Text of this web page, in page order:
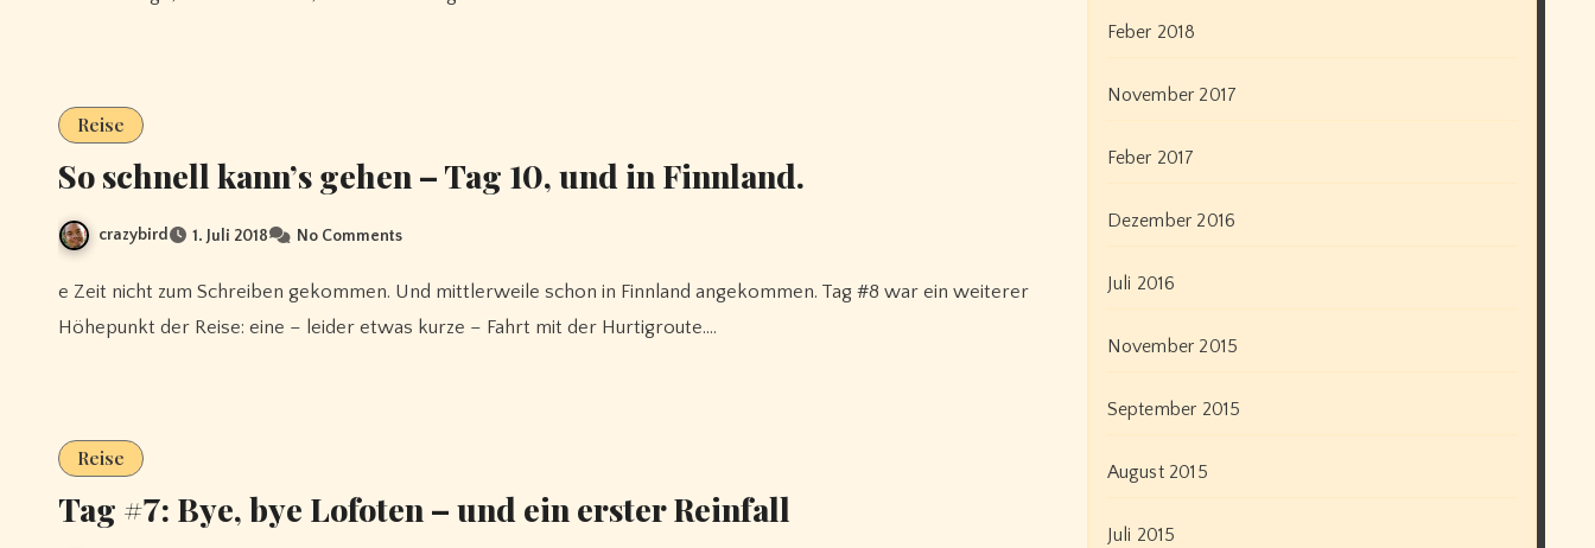
Reise
So schnell kann’s gehen – Tag 10, und in Finnland.
crazybird 1. Juli 2018 No Comments
e Zeit nicht zum Schreiben gekommen. Und mittlerweile schon in Finnland angekommen. Tag #8 war ein weiterer
Höhepunkt der Reise: eine – leider etwas kurze – Fahrt mit der Hurtigroute.…
Reise
Tag #7: Bye, bye Lofoten – und ein erster Reinfall
Feber 2018
November 2017
Feber 2017
Dezember 2016
Juli 2016
November 2015
September 2015
August 2015
Juli 2015